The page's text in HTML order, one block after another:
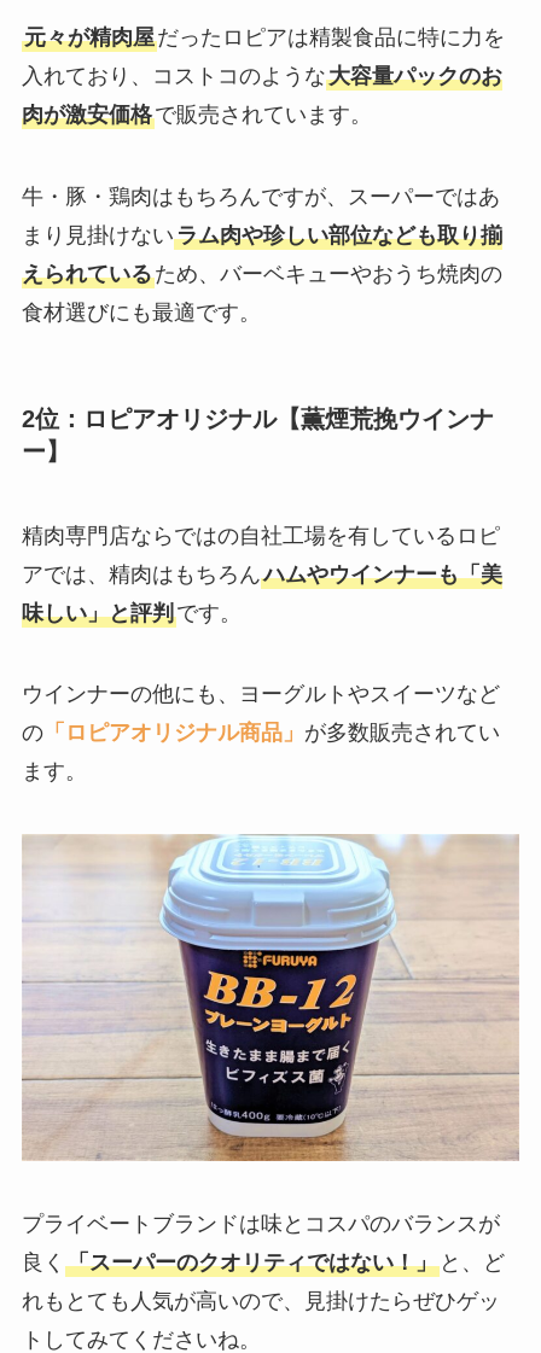
元々が精肉屋だったロピアは精製食品に特に力を
入れており、コストコのような大容量パックのお
肉が激安価格で販売されています。
牛・豚・鶏肉はもちろんですが、スーパーではあ
まり見掛けないラム肉や珍しい部位なども取り揃
えられているため、バーベキューやおうち焼肉の
食材選びにも最適です。
2位：ロピアオリジナル【薫煙荒挽ウインナ
ー】
精肉専門店ならではの自社工場を有しているロピ
アでは、精肉はもちろんハムやウインナーも「美
味しい」と評判です。
ウインナーの他にも、ヨーグルトやスイーツなど
の「ロピアオリジナル商品」 が多数販売されてい
ます。
プライベートブランドは味とコスパのバランスが
良く 「スーパーのクオリティではない！」と、ど
れもとても人気が高いので、見掛けたらぜひゲッ
トしてみてくださいね。